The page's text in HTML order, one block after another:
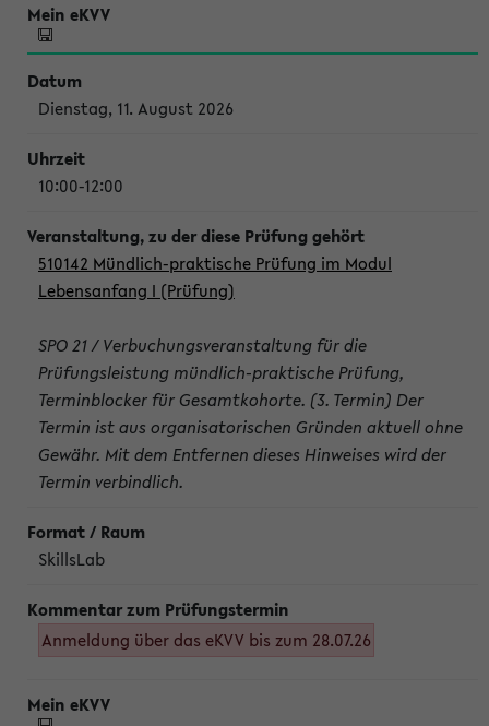
Dienstag, 11. August 2026
10:00-12:00
510142 Mündlich-praktische Prüfung im Modul
Lebensanfang I (Prüfung)
SPO 21 / Verbuchungsveranstaltung für die
Prüfungsleistung mündlich-praktische Prüfung,
Terminblocker für Gesamtkohorte. (3. Termin) Der
Termin ist aus organisatorischen Gründen aktuell ohne
Gewähr. Mit dem Entfernen dieses Hinweises wird der
Termin verbindlich.
SkillsLab
Anmeldung über das eKVV bis zum 28.07.26